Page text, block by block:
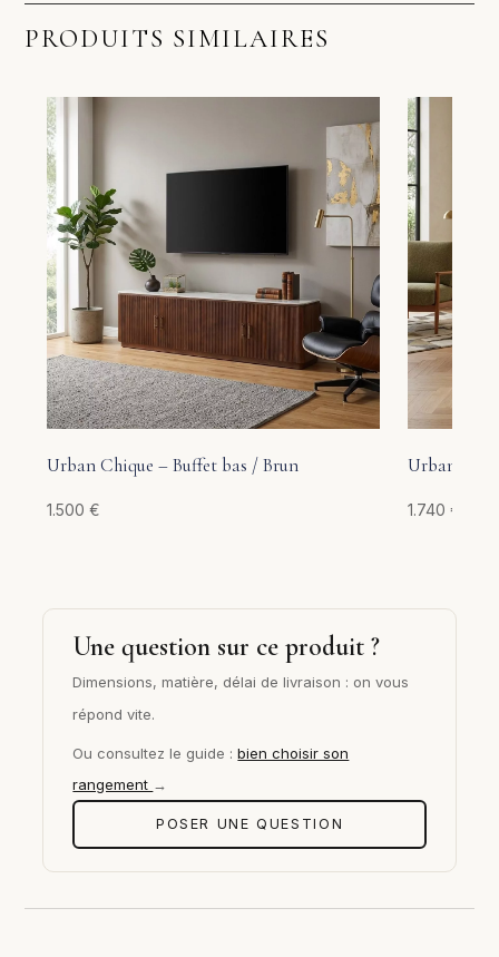
PRODUITS SIMILAIRES
Urban Chique – Buffet bas / Brun
1.500€
Urban
1.740 €
Une question sur ce produit ?
Dimensions, matière, délai de livraison : on vous
répond vite.
Ou consultez le guide :bien choisir son
rangement →
POSER UNE QUESTION